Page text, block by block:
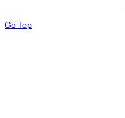
Go Top